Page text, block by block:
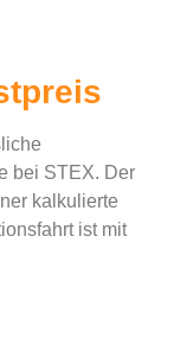
bei STEX. Der
kalkulierte
ist mit